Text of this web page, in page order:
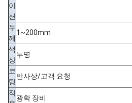
이
션
두
께
1~200mm
색
상
투명
코
팅
반사상/고객 요청
적
광학 장비